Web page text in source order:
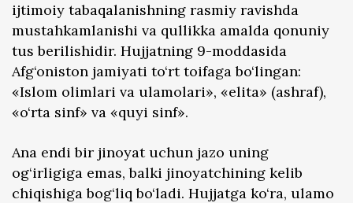
ijtimoiy tabaqalanishning rasmiy ravishda
mustahkamlanishi va qullikka amalda qonuniy
tus berilishidir. Hujjatning 9-moddasida
Afg‘oniston jamiyati to‘rt toifaga bo‘lingan:
«Islom olimlari va ulamolari», «elita» (ashraf),
«o‘rta sinf» va «quyi sinf».
Ana endi bir jinoyat uchun jazo uning
og‘irligiga emas, balki jinoyatchining kelib
chiqishiga bog‘liq bo‘ladi. Hujjatga ko‘ra, ulamo